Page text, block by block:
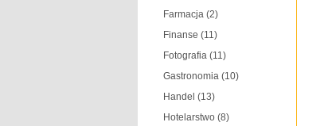
Farmacja (2)
Finanse (11)
Fotografia (11)
Gastronomia (10)
Handel (13)
Hotelarstwo (8)